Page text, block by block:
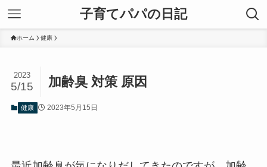
子育てパパの日記
ホーム 健康
加齢臭 対策 原因
2023
5/15
健康 2023年5月15日